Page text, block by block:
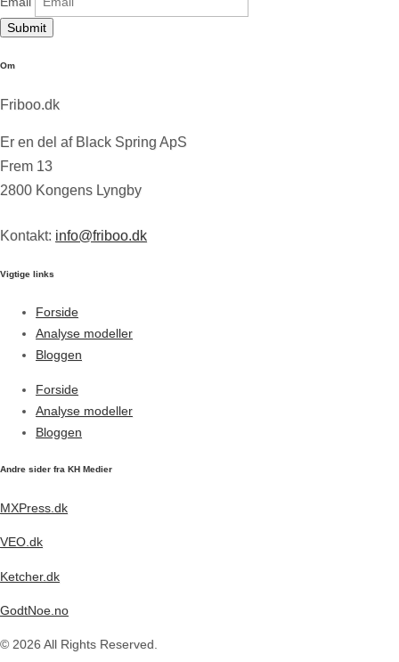
Submit
Om
Friboo.dk
Er en del af Black Spring ApS
Frem 13
2800 Kongens Lyngby
Kontakt: info@friboo.dk
Vigtige links
Forside
Analyse modeller
Bloggen
Forside
Analyse modeller
Bloggen
Andre sider fra KH Medier
MXPress.dk
VEO.dk
Ketcher.dk
GodtNoe.no
© 2026 All Rights Reserved.